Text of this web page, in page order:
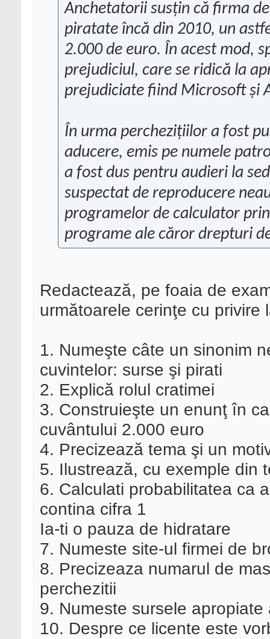
Anchetatorii susţin că firma
piratate încă din 2010, un
2.000 de euro. În acest mod,
prejudiciul, care se ridică la
prejudiciate fiind Microsoft şi
În urma percheziţiilor a fost
aducere, emis pe numele
a fost dus pentru audieri la
suspectat de reproducere
programelor de calculator
programe ale căror drepturi
Redactează, pe foaia de
următoarele cerinţe cu privire
1. Numeşte câte un sinonim
cuvintelor: surse şi pirati
2. Explică rolul cratimei
3. Construieşte un enunţ în
cuvântului 2.000 euro
4. Precizează tema şi un
5. Ilustrează, cu exemple din
6. Calculati probabilitatea ca
contina cifra 1
Ia-ti o pauza de hidratare
7. Numeste site-ul firmei de
8. Precizeaza numarul de
perchezitii
9. Numeste sursele apropiate
10. Despre ce licente este